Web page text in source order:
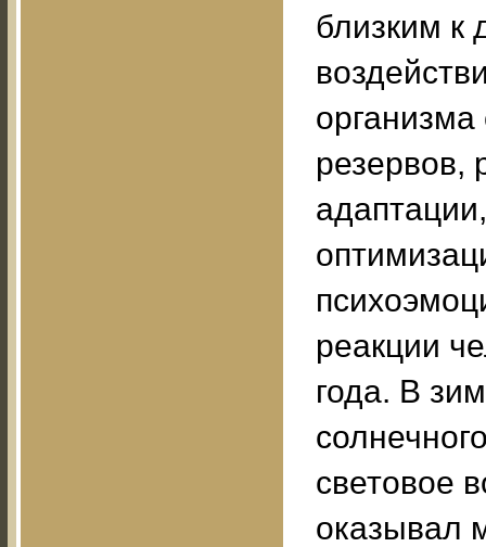
близким к
резервов,
реакции
года. В
световое
оказывал